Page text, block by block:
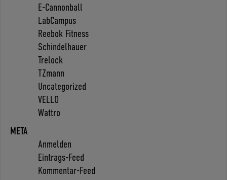
E-Cannonball
LabCampus
Reebok Fitness
Schindelhauer
Trelock
TZmann
Uncategorized
VELLO
Wattro
META
Anmelden
Eintrags-Feed
Kommentar-Feed